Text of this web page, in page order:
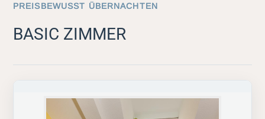
PREISBEWUSST ÜBERNACHTEN
BASIC ZIMMER